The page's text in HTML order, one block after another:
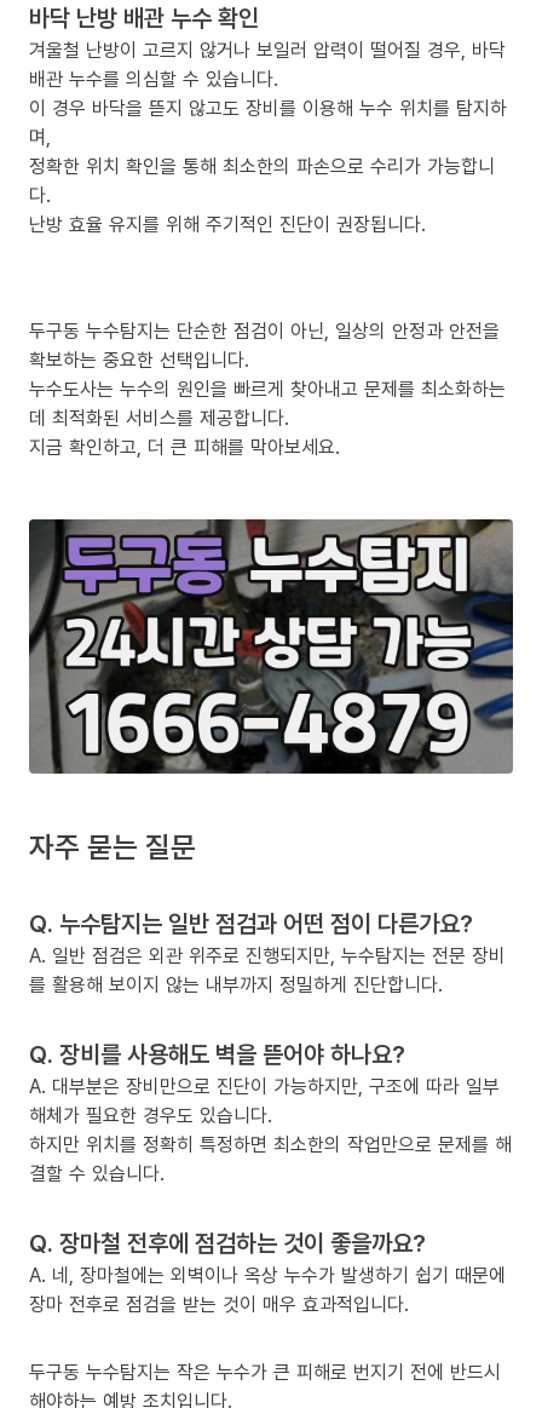
바닥 난방 배관 누수 확인
겨울철 난방이 고르지 않거나 보일러 압력이 떨어질 경우, 바닥
배관 누수를 의심할 수 있습니다.
이 경우 바닥을 뜯지 않고도 장비를 이용해 누수 위치를 탐지하
며,
정확한 위치 확인을 통해 최소한의 파손으로 수리가 가능합니
다.
난방 효율 유지를 위해 주기적인 진단이 권장됩니다.
두구동 누수탐지는 단순한 점검이 아닌, 일상의 안정과 안전을
확보하는 중요한 선택입니다.
누수도사는 누수의 원인을 빠르게 찾아내고 문제를 최소화하는
데 최적화된 서비스를 제공합니다.
지금 확인하고, 더 큰 피해를 막아보세요.
자주 묻는 질문
Q. 누수탐지는 일반 점검과 어떤 점이 다른가요?
A. 일반 점검은 외관 위주로 진행되지만, 누수탐지는 전문 장비
를 활용해 보이지 않는 내부까지 정밀하게 진단합니다.
Q. 장비를 사용해도 벽을 뜯어야 하나요?
A. 대부분은 장비만으로 진단이 가능하지만, 구조에 따라 일부
해체가 필요한 경우도 있습니다.
하지만 위치를 정확히 특정하면 최소한의 작업만으로 문제를 해
결할 수 있습니다.
Q. 장마철 전후에 점검하는 것이 좋을까요?
A. 네, 장마철에는 외벽이나 옥상 누수가 발생하기 쉽기 때문에
장마 전후로 점검을 받는 것이 매우 효과적입니다.
두구동 누수탐지는 작은 누수가 큰 피해로 번지기 전에 반드시
해야하는 예방 조치입니다.